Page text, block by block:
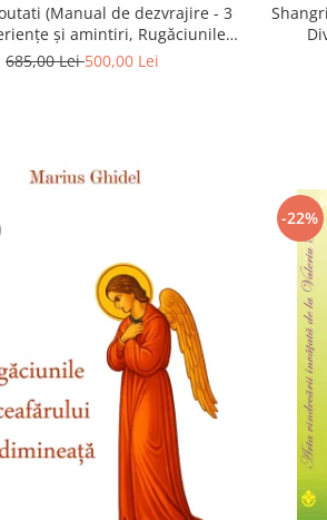
(Manual de dezvrajire - 3
și amintiri, Rugăciunile
de dimineata) - Marius
685,00 Lei500,00 Lei
-22%